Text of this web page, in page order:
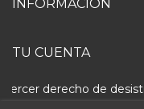
INFORMACIÓN
TU CUENTA
Ejercer derecho de